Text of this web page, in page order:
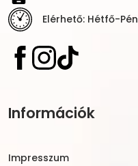
Elérhető: Hétfő-
Információk
Impresszum